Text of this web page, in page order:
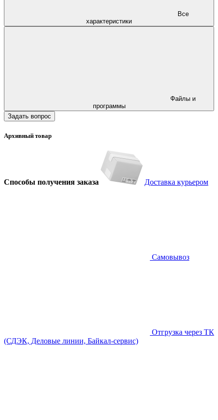
характеристики
программы
Задать вопрос
Архивный товар
Способы получения заказа Доставка курьером
Самовывоз
Отгрузка через ТК
(СДЭК, Деловые линии, Байкал-сервис)